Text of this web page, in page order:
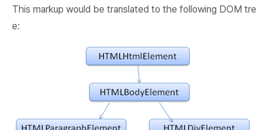
This markup would be translated to the following DOM tre
e: